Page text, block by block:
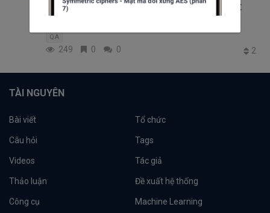
Các yếu tố hình thành và xây dựng nên một
QA.
QA
249 0 0 2
TÀI NGUYÊN
Bài viết Tổ chức
Câu hỏi Tags
Videos Tác giả
Thảo luận Đề xuất hệ thống
Công cụ Machine Learning